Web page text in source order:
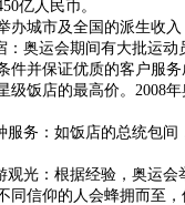
亿人民币。
城市及全国的派生收入
运会期间有大批运动
件并保证优质的客户服
级饭店的最高价。2008
：如饭店的总统包间
：根据经验，奥运会
同信仰的人会蜂拥而至